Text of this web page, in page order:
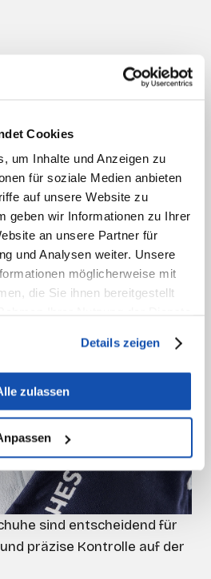
Cookies
um Inhalte und Anzeigen zu
für soziale Medien anbieten
auf unsere Website zu
geben wir Informationen zu Ihrer
an unsere Partner für
und Analysen weiter. Unsere
möglicherweise mit
die Sie ihnen bereitgestellt
Details zeigen
zulassen
WÄRME, SCHUTZ
warme
Fester
sind entscheidend für
präzise Kontrolle auf der